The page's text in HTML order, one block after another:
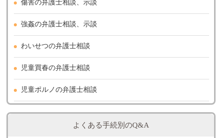
傷害の弁護士相談、示談
強姦の弁護士相談、示談
わいせつの弁護士相談
児童買春の弁護士相談
児童ポルノの弁護士相談
よくある手続別のQ&A